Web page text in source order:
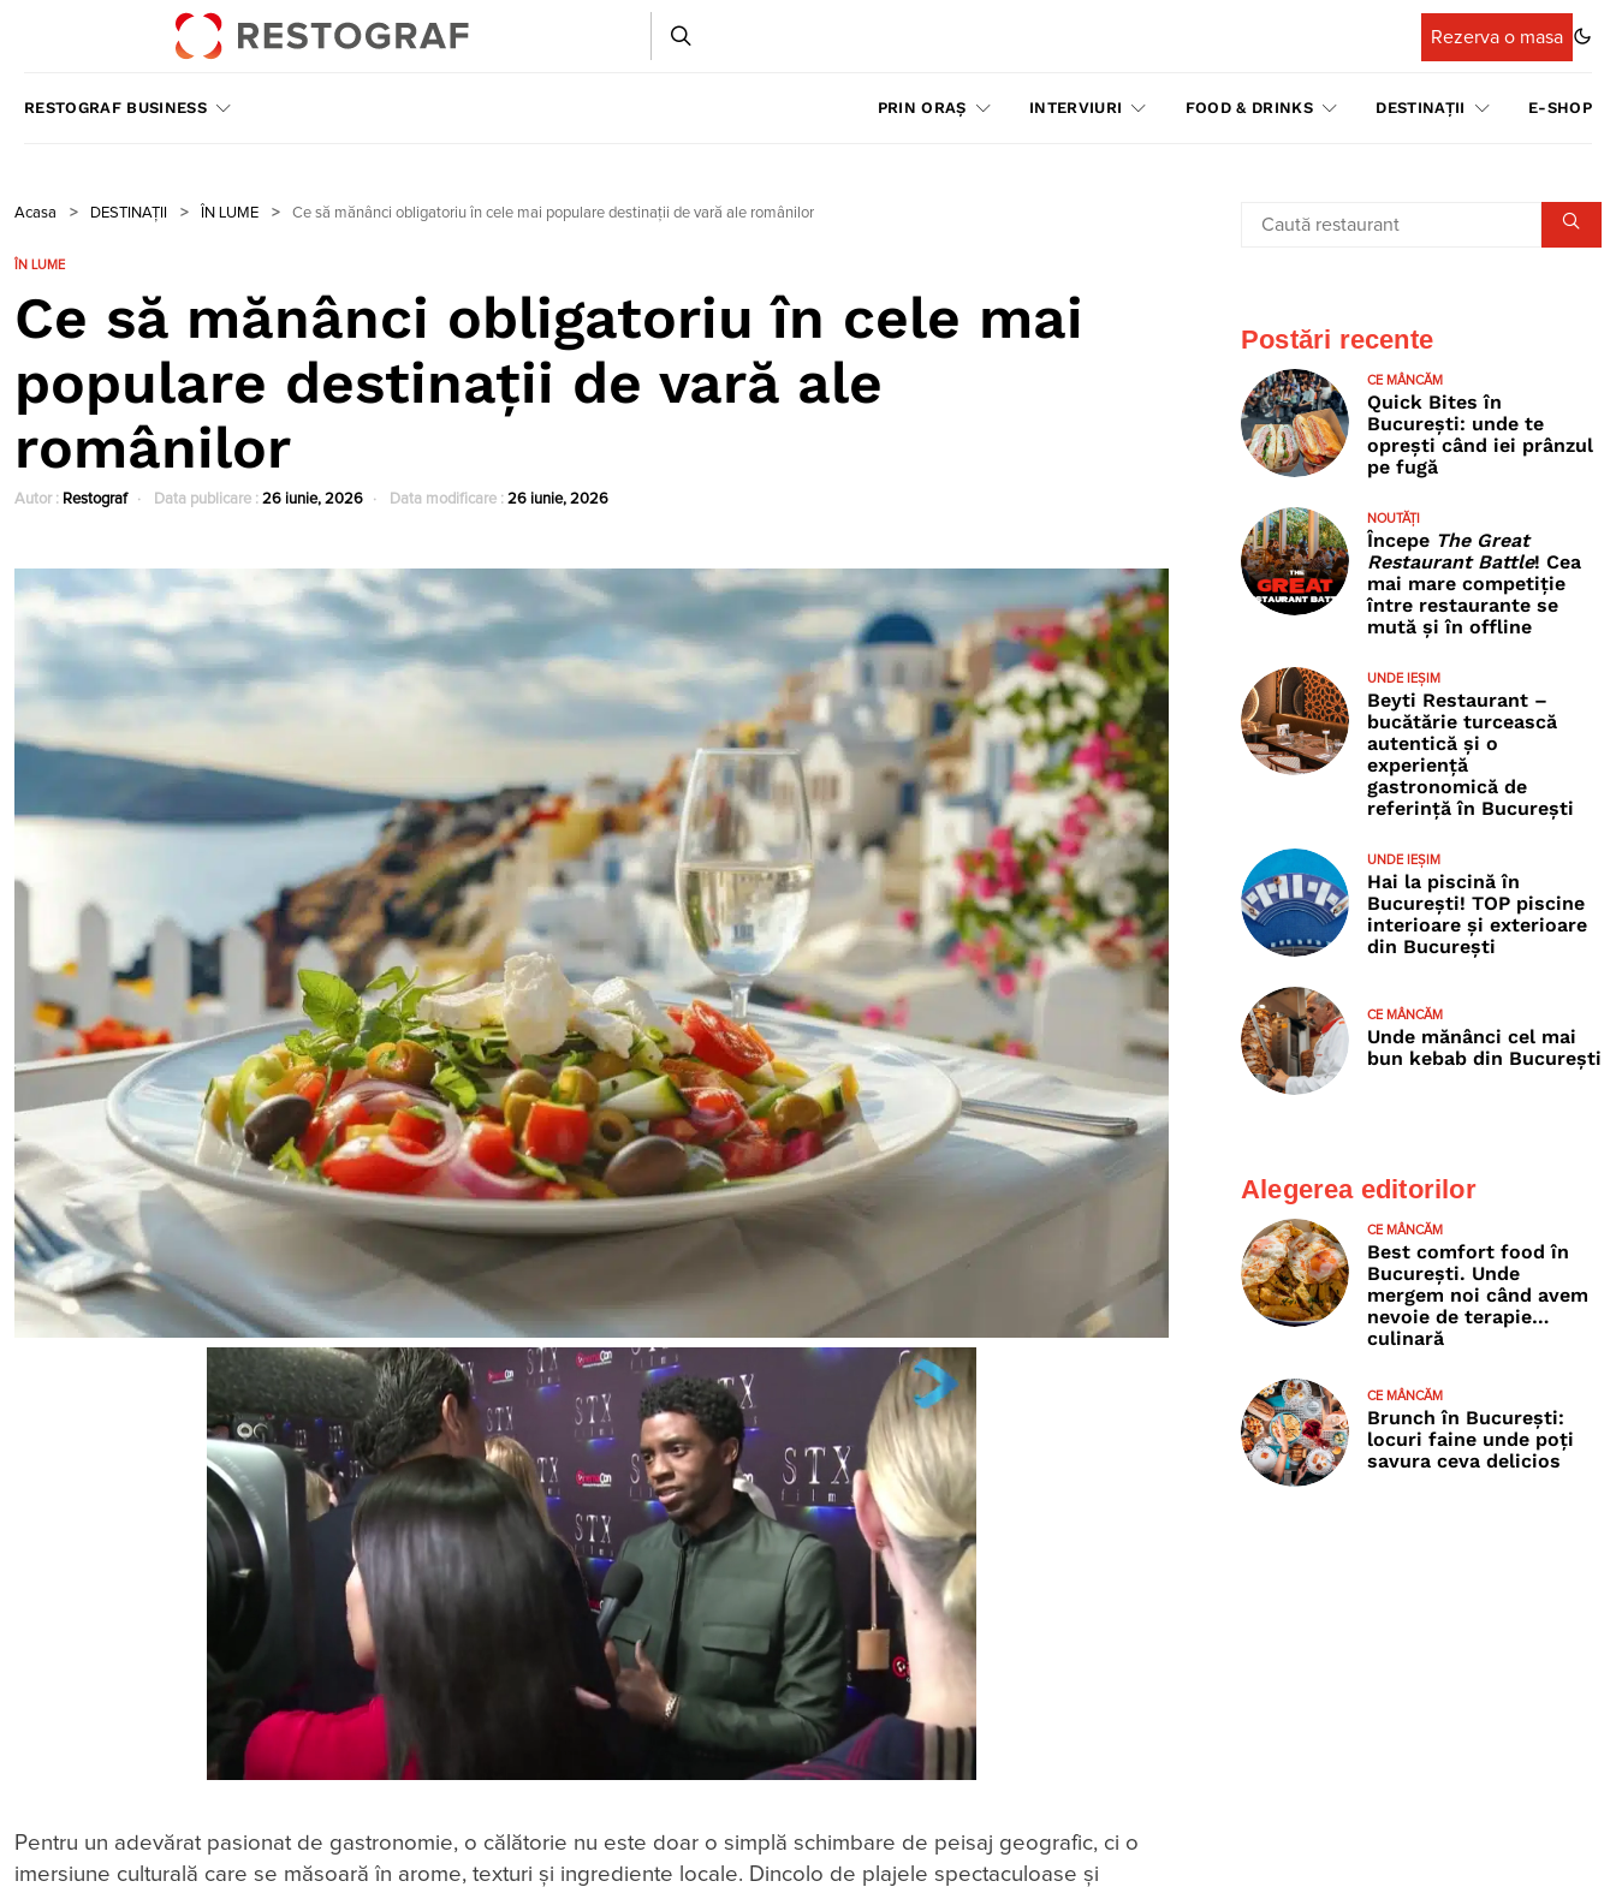
Rezerva o masa
RESTOGRAF BUSINESS PRIN ORAȘ INTERVIURI FOOD & DRINKS DESTINAȚII E-SHOP
Acasa > DESTINAȚII > ÎN LUME > Ce să mănânci obligatoriu în cele mai populare destinații de vară ale românilor
ÎN LUME
Ce să mănânci obligatoriu în cele mai
populare destinații de vară ale
românilor
Autor : Restograf Data publicare : 26 iunie, 2026 Data modificare : 26 iunie, 2026
Pentru un adevărat pasionat de gastronomie, o călătorie nu este doar o simplă schimbare de peisaj geografic, ci o
imersiune culturală care se măsoară în arome, texturi și ingrediente locale. Dincolo de plajele spectaculoase și
Postări recente
CE MÂNCĂM
Quick Bites în
București: unde te
oprești când iei prânzul
pe fugă
NOUTĂȚI
Începe The Great
Restaurant Battle! Cea
mai mare competiție
între restaurante se
mută și în offline
UNDE IEȘIM
Beyti Restaurant –
bucătărie turcească
autentică și o
experiență
gastronomică de
referință în București
UNDE IEȘIM
Hai la piscină în
București! TOP piscine
interioare și exterioare
din București
CE MÂNCĂM
Unde mănânci cel mai
bun kebab din București
Alegerea editorilor
CE MÂNCĂM
Best comfort food în
București. Unde
mergem noi când avem
nevoie de terapie…
culinară
CE MÂNCĂM
Brunch în București:
locuri faine unde poţi
savura ceva delicios